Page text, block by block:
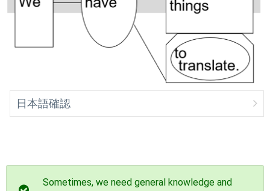
日本語確認
Sometimes, we need general knowledge and